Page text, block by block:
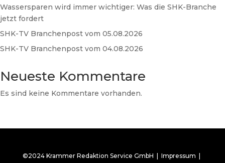
Wassersparen wird immer wichtiger: Was die SHK-Branche
jetzt fordert
SHK-TV Branchenpost vom 05.08.2026
SHK-TV Branchenpost vom 04.08.2026
Neueste Kommentare
Es sind keine Kommentare vorhanden.
©2024 Krammer Redaktion Service GmbH |Impressum